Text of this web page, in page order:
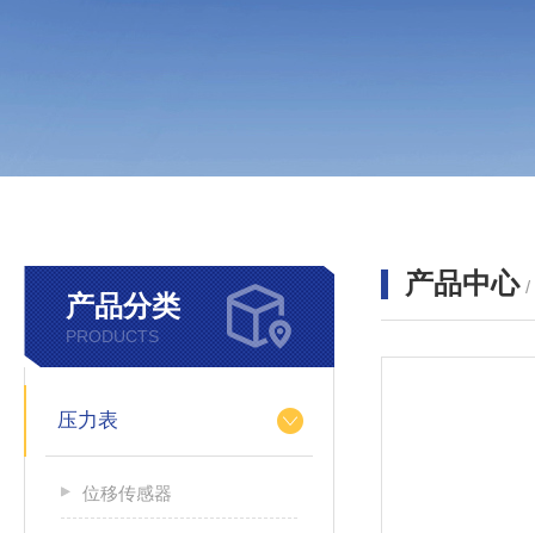
产品分类
PRODUCTS
压力表
位移传感器
产品中心 /